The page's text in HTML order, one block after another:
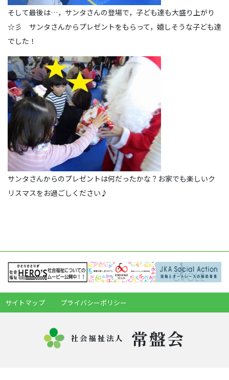
そして最後は…，サンタさんの登場で，子ども達も大盛り上がり
☆彡 サンタさんからプレゼントをもらって，嬉しそうな子ども達
でした！
サンタさんからのプレゼントは何だったかな？お家でも楽しいク
リスマスをお過ごしください♪
サイトマップ プライバシーポリシー
社会福祉法人 常盤会